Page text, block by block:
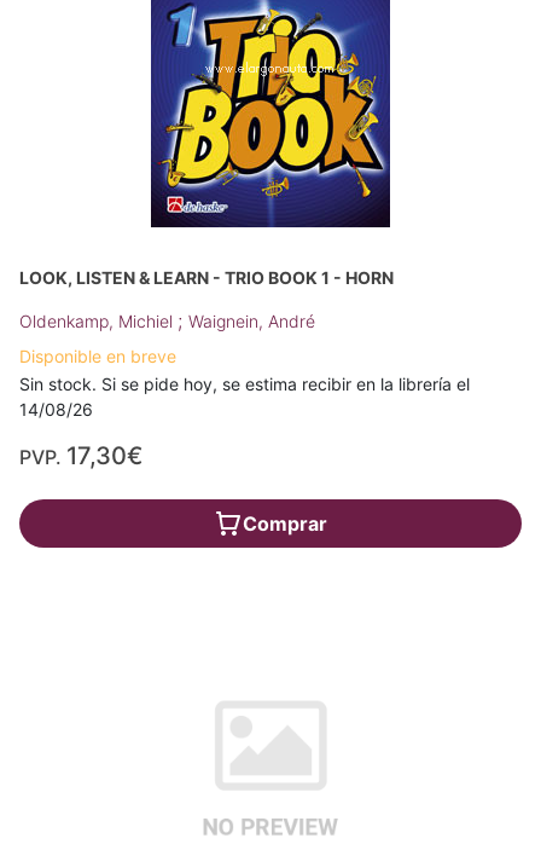
LOOK, LISTEN & LEARN - TRIO BOOK 1 - HORN
Oldenkamp, Michiel ; Waignein, André
Disponible en breve
Sin stock. Si se pide hoy, se estima recibir en la librería el
14/08/26
PVP. 17,30€
Comprar